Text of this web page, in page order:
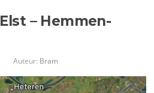
– Hemmen-
Auteur: Bram